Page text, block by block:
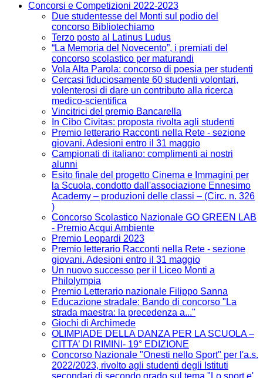
Concorsi e Competizioni 2022-2023
Due studentesse del Monti sul podio del
concorso Bibliotechiamo
Terzo posto al Latinus Ludus
“La Memoria del Novecento”, i premiati del
concorso scolastico per maturandi
Vola Alta Parola: concorso di poesia per studenti
Cercasi fiduciosamente 60 studenti volontari,
volenterosi di dare un contributo alla ricerca
medico-scientifica
Vincitrici del premio Bancarella
In Cibo Civitas: proposta rivolta agli studenti
Premio letterario Racconti nella Rete - sezione
giovani. Adesioni entro il 31 maggio
Campionati di italiano: complimenti ai nostri
alunni
Esito finale del progetto Cinema e Immagini per
la Scuola, condotto dall'associazione Ennesimo
Academy – produzioni delle classi – (Circ. n. 326
)
Concorso Scolastico Nazionale GO GREEN LAB
- Premio Acqui Ambiente
Premio Leopardi 2023
Premio letterario Racconti nella Rete - sezione
giovani. Adesioni entro il 31 maggio
Un nuovo successo per il Liceo Monti a
Philolympia
Premio Letterario nazionale Filippo Sanna
Educazione stradale: Bando di concorso "La
strada maestra: la precedenza a..."
Giochi di Archimede
OLIMPIADE DELLA DANZA PER LA SCUOLA –
CITTA’ DI RIMINI- 19° EDIZIONE
Concorso Nazionale "Onesti nello Sport" per l'a.s.
2022/2023, rivolto agli studenti degli Istituti